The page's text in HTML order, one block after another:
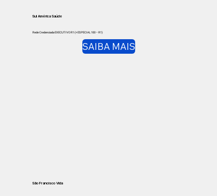
Sul América Saúde
Rede Credenciada EXECUTIVO R1 (+ ESPECIAL 100 – R1)
SAIBA MAIS
São Francisco Vida